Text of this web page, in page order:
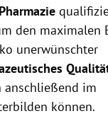
den maximalen
unerwünschter
anschließend im
können.